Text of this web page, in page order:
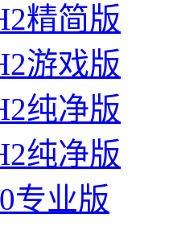
精简版
游戏版
纯净版
纯净版
专业版